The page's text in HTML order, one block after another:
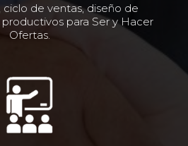
de ventas, diseño de
para Ser y Hacer
Ofertas.